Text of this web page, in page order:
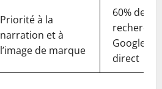
Priorité à la
narration et à
l’image de marque
60% des
Google
direct